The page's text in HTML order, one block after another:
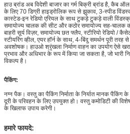
हाउ ब्रांड अब विदेशी बाजार का गर्म बिक्री ब्रांड है, कैब ऑल-
के लिए 70 डिग्री हाइड्रोलिक रूप से झुकाव, 3-स्पीड
कास्टेड-इन रेडियो एरियल के साथ टुकड़े टुकड़े वाली
समायोज्य चालक की सीट और कठोर समायोज्य सह-चालक
बाहरी सूर्य विज़र, समायोज्य छत फ्लैप, स्टीरियो रेडियो /
स्टीयरिंग व्हील, एयर हॉर्न के साथ, 4-बिंदु समर्थन पूरी
अवशोषक। हाउओ श्रृंखला निर्माण वाहन का उपयोग ऐसे
प्रभाव और अधिभार के रूप में किया जा सकता है, जो भारी
विकल्प है।
पैकिंग:
नग्न पैक। वस्तु का पैकिंग निर्माता के निर्यात मानक पैकिंग
दूरी के परिवहन के लिए उपयुक्त हो। वस्तु कमोडिटी की
के खिलाफ उपाय करेगी।
हमारे फायदे: